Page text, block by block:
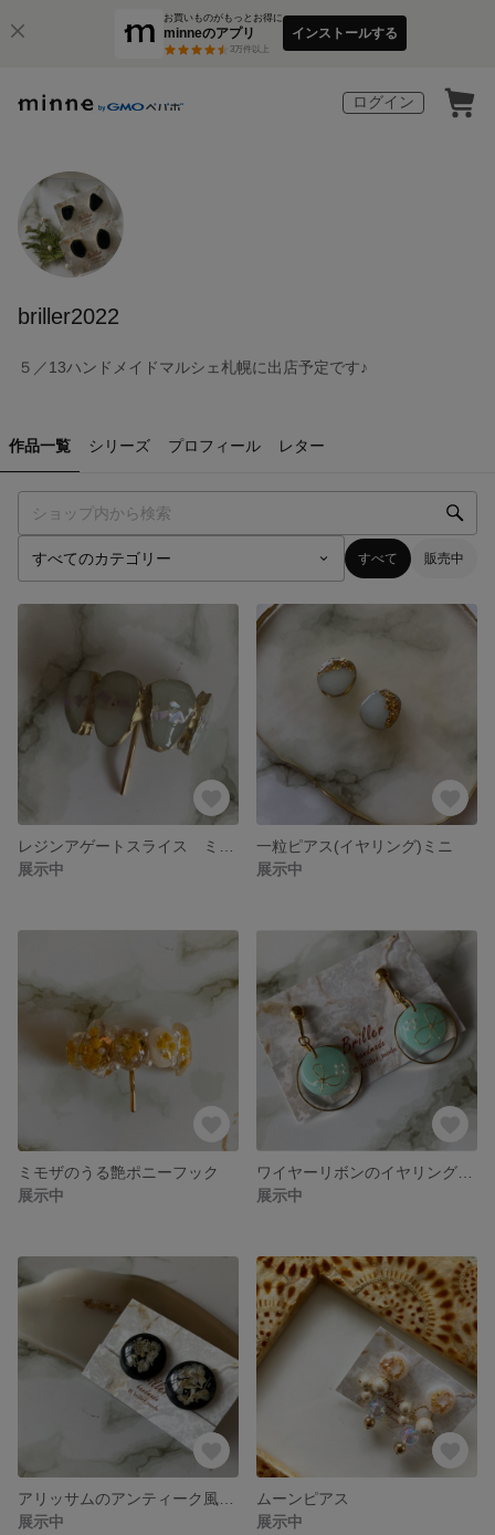
お買いものがもっとお得に
minneのアプリ
3万件以上
インストールする
ログイン
briller2022
５／13ハンドメイドマルシェ札幌に出店予定です♪
作品一覧 シリーズ プロフィール レター
すべて 販売中
展示中
一粒ピアス(イヤリング)ミニ
展示中
ミモザのうる艶ポニーフック
展示中
展示中
展示中
ムーンピアス
展示中